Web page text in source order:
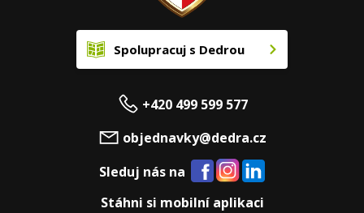
Spolupracuj s Dedrou
+420 499 599 577
objednavky@dedra.cz
Sleduj nás na
Stáhni si mobilní aplikaci